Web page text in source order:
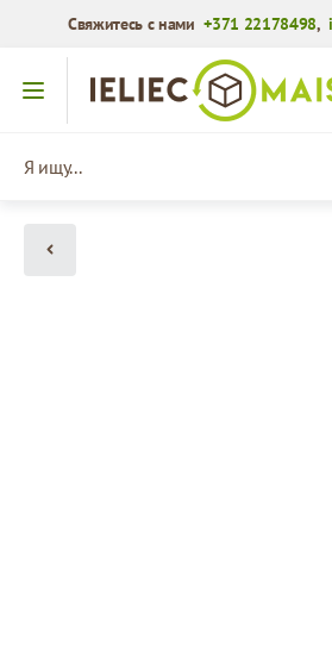
Свяжитесь с нами+371 22178498,
Перейти к содержимому